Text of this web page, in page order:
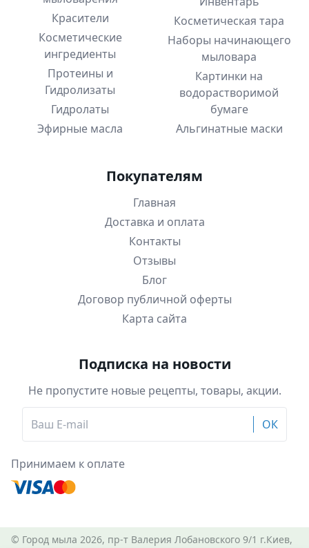
Красители
Косметические
ингредиенты
Протеины и
Гидролизаты
Гидролаты
Эфирные масла
Косметическая тара
Наборы начинающего
мыловара
Картинки на
водорастворимой
бумаге
Альгинатные маски
Покупателям
Главная
Доставка и оплата
Контакты
Отзывы
Блог
Договор публичной оферты
Карта сайта
Подписка на новости
Не пропустите новые рецепты, товары, акции.
ОК
Принимаем к оплате
© Город мыла 2026, пр-т Валерия Лобановского 9/1 г.Киев,